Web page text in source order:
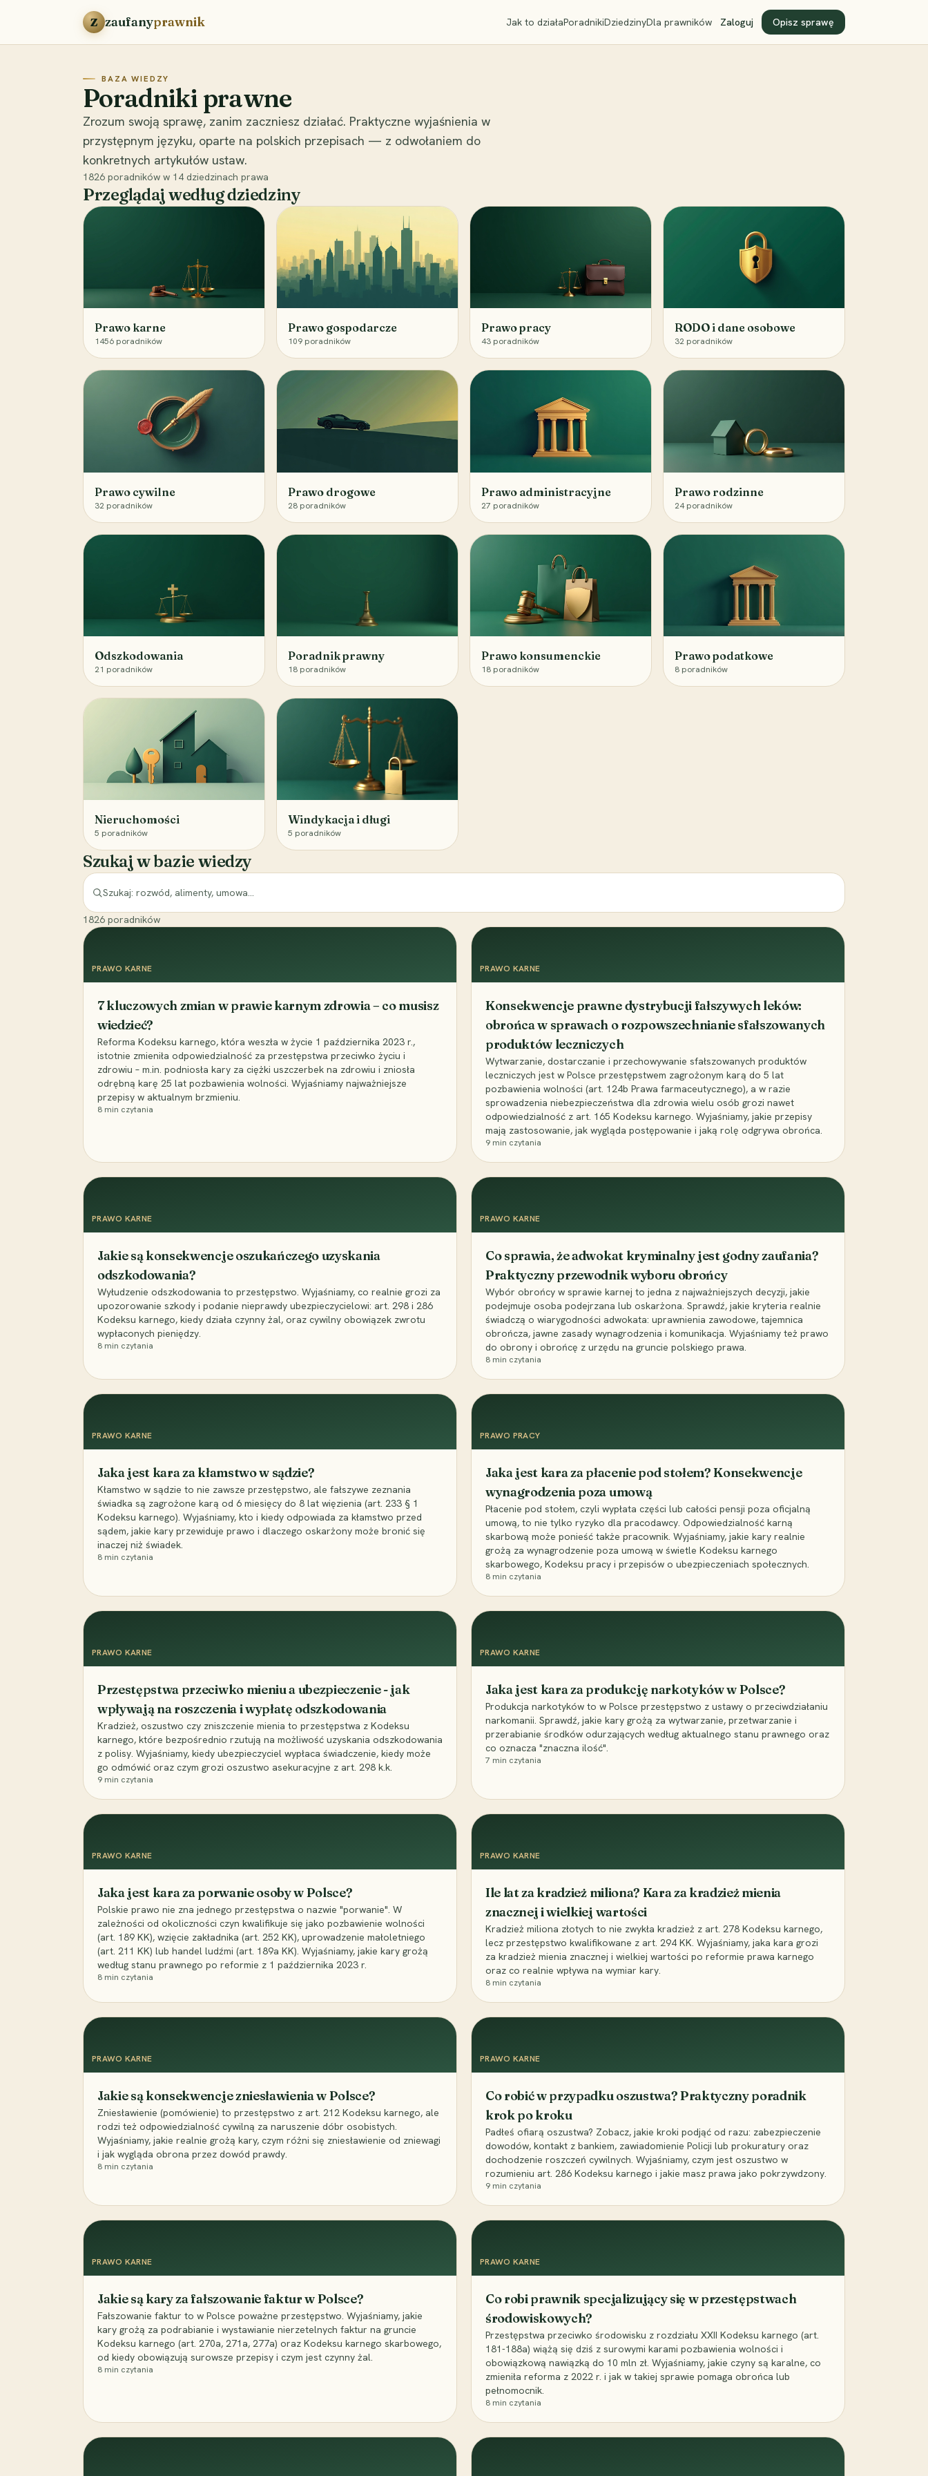
Przejdź do treści
Z zaufanyprawnik Jak to działaPoradnikiDziedzinyDla prawników Zaloguj Opisz sprawę
BAZA WIEDZY
Poradniki prawne
Zrozum swoją sprawę, zanim zaczniesz działać. Praktyczne wyjaśnienia w
przystępnym języku, oparte na polskich przepisach — z odwołaniem do
konkretnych artykułów ustaw.
1826 poradników w 14 dziedzinach prawa
Przeglądaj według dziedziny
Prawo karne
1456 poradników
Prawo gospodarcze
109 poradników
Prawo pracy
43 poradników
RODO i dane osobowe
32 poradników
Prawo cywilne
32 poradników
Prawo drogowe
28 poradników
Prawo administracyjne
27 poradników
Prawo rodzinne
24 poradników
Odszkodowania
21 poradników
Poradnik prawny
18 poradników
Prawo konsumenckie
18 poradników
Prawo podatkowe
8 poradników
Nieruchomości
5 poradników
Windykacja i długi
5 poradników
Szukaj w bazie wiedzy
1826 poradników
PRAWO KARNE
7 kluczowych zmian w prawie karnym zdrowia – co musisz
wiedzieć?
Reforma Kodeksu karnego, która weszła w życie 1 października 2023 r.,
istotnie zmieniła odpowiedzialność za przestępstwa przeciwko życiu i
zdrowiu – m.in. podniosła kary za ciężki uszczerbek na zdrowiu i zniosła
odrębną karę 25 lat pozbawienia wolności. Wyjaśniamy najważniejsze
przepisy w aktualnym brzmieniu.
8 min czytania
PRAWO KARNE
Konsekwencje prawne dystrybucji fałszywych leków:
obrońca w sprawach o rozpowszechnianie sfałszowanych
produktów leczniczych
Wytwarzanie, dostarczanie i przechowywanie sfałszowanych produktów
leczniczych jest w Polsce przestępstwem zagrożonym karą do 5 lat
pozbawienia wolności (art. 124b Prawa farmaceutycznego), a w razie
sprowadzenia niebezpieczeństwa dla zdrowia wielu osób grozi nawet
odpowiedzialność z art. 165 Kodeksu karnego. Wyjaśniamy, jakie przepisy
mają zastosowanie, jak wygląda postępowanie i jaką rolę odgrywa obrońca.
9 min czytania
PRAWO KARNE
Jakie są konsekwencje oszukańczego uzyskania
odszkodowania?
Wyłudzenie odszkodowania to przestępstwo. Wyjaśniamy, co realnie grozi za
upozorowanie szkody i podanie nieprawdy ubezpieczycielowi: art. 298 i 286
Kodeksu karnego, kiedy działa czynny żal, oraz cywilny obowiązek zwrotu
wypłaconych pieniędzy.
8 min czytania
PRAWO KARNE
Co sprawia, że adwokat kryminalny jest godny zaufania?
Praktyczny przewodnik wyboru obrońcy
Wybór obrońcy w sprawie karnej to jedna z najważniejszych decyzji, jakie
podejmuje osoba podejrzana lub oskarżona. Sprawdź, jakie kryteria realnie
świadczą o wiarygodności adwokata: uprawnienia zawodowe, tajemnica
obrończa, jawne zasady wynagrodzenia i komunikacja. Wyjaśniamy też prawo
do obrony i obrońcę z urzędu na gruncie polskiego prawa.
8 min czytania
PRAWO KARNE
Jaka jest kara za kłamstwo w sądzie?
Kłamstwo w sądzie to nie zawsze przestępstwo, ale fałszywe zeznania
świadka są zagrożone karą od 6 miesięcy do 8 lat więzienia (art. 233 § 1
Kodeksu karnego). Wyjaśniamy, kto i kiedy odpowiada za kłamstwo przed
sądem, jakie kary przewiduje prawo i dlaczego oskarżony może bronić się
inaczej niż świadek.
8 min czytania
PRAWO PRACY
Jaka jest kara za płacenie pod stołem? Konsekwencje
wynagrodzenia poza umową
Płacenie pod stołem, czyli wypłata części lub całości pensji poza oficjalną
umową, to nie tylko ryzyko dla pracodawcy. Odpowiedzialność karną
skarbową może ponieść także pracownik. Wyjaśniamy, jakie kary realnie
grożą za wynagrodzenie poza umową w świetle Kodeksu karnego
skarbowego, Kodeksu pracy i przepisów o ubezpieczeniach społecznych.
8 min czytania
PRAWO KARNE
Przestępstwa przeciwko mieniu a ubezpieczenie - jak
wpływają na roszczenia i wypłatę odszkodowania
Kradzież, oszustwo czy zniszczenie mienia to przestępstwa z Kodeksu
karnego, które bezpośrednio rzutują na możliwość uzyskania odszkodowania
z polisy. Wyjaśniamy, kiedy ubezpieczyciel wypłaca świadczenie, kiedy może
go odmówić oraz czym grozi oszustwo asekuracyjne z art. 298 k.k.
9 min czytania
PRAWO KARNE
Jaka jest kara za produkcję narkotyków w Polsce?
Produkcja narkotyków to w Polsce przestępstwo z ustawy o przeciwdziałaniu
narkomanii. Sprawdź, jakie kary grożą za wytwarzanie, przetwarzanie i
przerabianie środków odurzających według aktualnego stanu prawnego oraz
co oznacza "znaczna ilość".
7 min czytania
PRAWO KARNE
Jaka jest kara za porwanie osoby w Polsce?
Polskie prawo nie zna jednego przestępstwa o nazwie "porwanie". W
zależności od okoliczności czyn kwalifikuje się jako pozbawienie wolności
(art. 189 KK), wzięcie zakładnika (art. 252 KK), uprowadzenie małoletniego
(art. 211 KK) lub handel ludźmi (art. 189a KK). Wyjaśniamy, jakie kary grożą
według stanu prawnego po reformie z 1 października 2023 r.
8 min czytania
PRAWO KARNE
Ile lat za kradzież miliona? Kara za kradzież mienia
znacznej i wielkiej wartości
Kradzież miliona złotych to nie zwykła kradzież z art. 278 Kodeksu karnego,
lecz przestępstwo kwalifikowane z art. 294 KK. Wyjaśniamy, jaka kara grozi
za kradzież mienia znacznej i wielkiej wartości po reformie prawa karnego
oraz co realnie wpływa na wymiar kary.
8 min czytania
PRAWO KARNE
Jakie są konsekwencje zniesławienia w Polsce?
Zniesławienie (pomówienie) to przestępstwo z art. 212 Kodeksu karnego, ale
rodzi też odpowiedzialność cywilną za naruszenie dóbr osobistych.
Wyjaśniamy, jakie realnie grożą kary, czym różni się zniesławienie od zniewagi
i jak wygląda obrona przez dowód prawdy.
8 min czytania
PRAWO KARNE
Co robić w przypadku oszustwa? Praktyczny poradnik
krok po kroku
Padłeś ofiarą oszustwa? Zobacz, jakie kroki podjąć od razu: zabezpieczenie
dowodów, kontakt z bankiem, zawiadomienie Policji lub prokuratury oraz
dochodzenie roszczeń cywilnych. Wyjaśniamy, czym jest oszustwo w
rozumieniu art. 286 Kodeksu karnego i jakie masz prawa jako pokrzywdzony.
9 min czytania
PRAWO KARNE
Jakie są kary za fałszowanie faktur w Polsce?
Fałszowanie faktur to w Polsce poważne przestępstwo. Wyjaśniamy, jakie
kary grożą za podrabianie i wystawianie nierzetelnych faktur na gruncie
Kodeksu karnego (art. 270a, 271a, 277a) oraz Kodeksu karnego skarbowego,
od kiedy obowiązują surowsze przepisy i czym jest czynny żal.
8 min czytania
PRAWO KARNE
Co robi prawnik specjalizujący się w przestępstwach
środowiskowych?
Przestępstwa przeciwko środowisku z rozdziału XXII Kodeksu karnego (art.
181-188a) wiążą się dziś z surowymi karami pozbawienia wolności i
obowiązkową nawiązką do 10 mln zł. Wyjaśniamy, jakie czyny są karalne, co
zmieniła reforma z 2022 r. i jak w takiej sprawie pomaga obrońca lub
pełnomocnik.
8 min czytania